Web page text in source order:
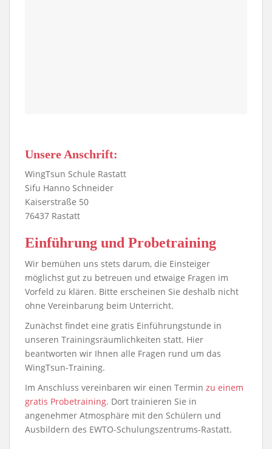
Unsere Anschrift:
WingTsun Schule Rastatt
Sifu Hanno Schneider
Kaiserstraße 50
76437 Rastatt
Einführung und Probetraining
Wir bemühen uns stets darum, die Einsteiger
möglichst gut zu betreuen und etwaige Fragen im
Vorfeld zu klären. Bitte erscheinen Sie deshalb nicht
ohne Vereinbarung beim Unterricht.
Zunächst findet eine gratis Einführungstunde in
unseren Trainingsräumlichkeiten statt. Hier
beantworten wir Ihnen alle Fragen rund um das
WingTsun-Training.
Im Anschluss vereinbaren wir einen Termin zu einem
gratis Probetraining. Dort trainieren Sie in
angenehmer Atmosphäre mit den Schülern und
Ausbildern des EWTO-Schulungszentrums-Rastatt.